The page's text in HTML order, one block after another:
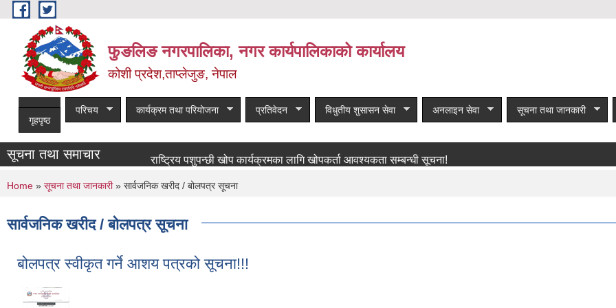
Skip to main content
फुङलिङ नगरपालिका, नगर कार्यपालिकाको कार्यालय
कोशी प्रदेश,ताप्लेजुङ, नेपाल
गृहपृष्ठ
परिचय कार्यक्रम तथा परियोजना प्रतिवेदन विधुतीय शुसासन सेवा अनलाइन सेवा सूचना तथा जानकारी
सूचना तथा समाचार राष्ट्रिय पशुपन्छी खोप कार्यक्रमका लागि खोपकर्ता आवश्यकता सम्बन्धी सूचना!
You are here
Home » सूचना तथा जानकारी» सार्वजनिक खरीद / बोलपत्र सूचना
सार्वजनिक खरीद / बोलपत्र सूचना
बोलपत्र स्वीकृत गर्ने आशय पत्रको सूचना!!!